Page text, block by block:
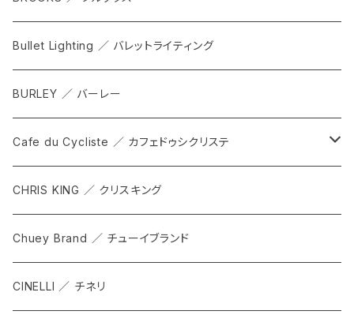
CITADEL
WPRT
DEX
GRIP SLING
SHADOW
KOMPAK
ALL
サドル
カンビウム
メンテナンス
Bullet Lighting ／ バレットライティング
BURLEY ／ バーレー
Cafe du Cycliste ／ カフェドゥシクリステ
ALL
TOPS
BOTTOMS
CHRIS KING ／ クリスキング
Chuey Brand ／ チューイブランド
CINELLI ／ チネリ